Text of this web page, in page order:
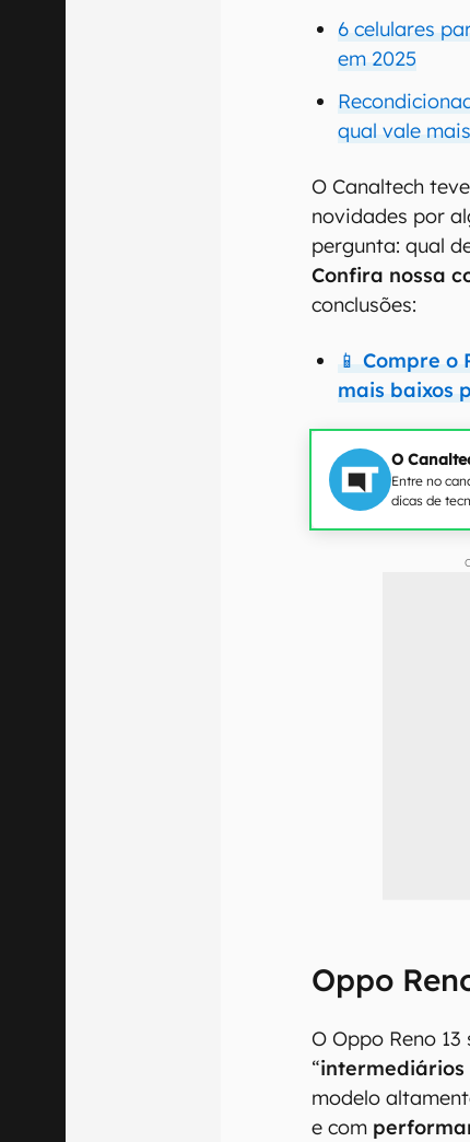
6 celulares
em 2025
qual vale
O Canaltech
novidades por
pergunta: qual
Confira nossa
conclusões:
📱 Compre o
mais baixos
O
Entre no
dicas de
Oppo
O Oppo Reno
“intermediários
modelo
e com